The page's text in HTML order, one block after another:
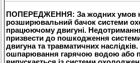
ПОПЕРЕДЖЕННЯ: За жодних умов
розширювальний бачок системи
працюючому двигуні.
призвести до пошкодження
двигуна та травматичних
ошпарювання гарячою водою або